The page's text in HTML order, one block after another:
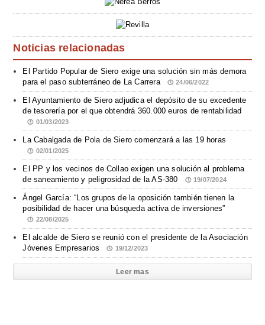
Noticias relacionadas
El Partido Popular de Siero exige una solución sin más demora
para el paso subterráneo de La Carrera
24/06/2022
El Ayuntamiento de Siero adjudica el depósito de su excedente
de tesorería por el que obtendrá 360.000 euros de rentabilidad
01/03/2023
La Cabalgada de Pola de Siero comenzará a las 19 horas
02/01/2025
El PP y los vecinos de Collao exigen una solución al problema
de saneamiento y peligrosidad de la AS-380
19/07/2024
Ángel García: “Los grupos de la oposición también tienen la
posibilidad de hacer una búsqueda activa de inversiones”
22/08/2025
El alcalde de Siero se reunió con el presidente de la Asociación
Jóvenes Empresarios
19/12/2023
Leer mas